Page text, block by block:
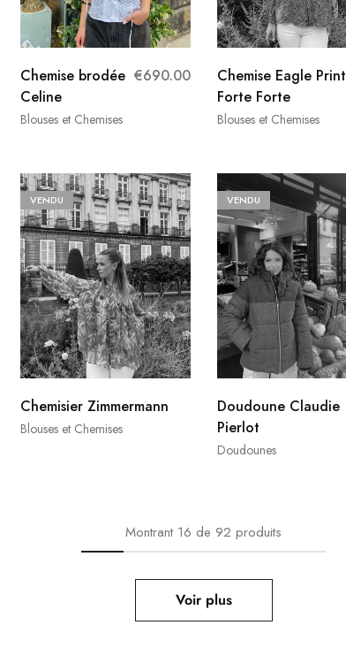
Blouses et Chemises
Chemise brodée
Celine
€690.00
Blouses et Chemises
Chemise Eagle Print
Forte Forte
VENDU
Blouses et Chemises
Chemisier Zimmermann
VENDU
Doudounes
Doudoune Claudie
Pierlot
Montrant 16de 92produits
Voir plus